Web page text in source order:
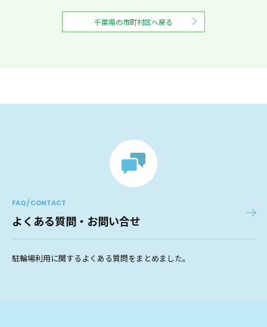
千葉県の市町村区へ戻る
FAQ / CONTACT
よくある質問・お問い合せ
駐輪場利用に関するよくある質問をまとめました。